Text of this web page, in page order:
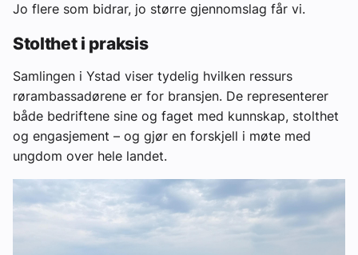
Jo flere som bidrar, jo større gjennomslag får vi.
Stolthet i praksis
Samlingen i Ystad viser tydelig hvilken ressurs
rørambassadørene er for bransjen. De representerer
både bedriftene sine og faget med kunnskap, stolthet
og engasjement – og gjør en forskjell i møte med
ungdom over hele landet.